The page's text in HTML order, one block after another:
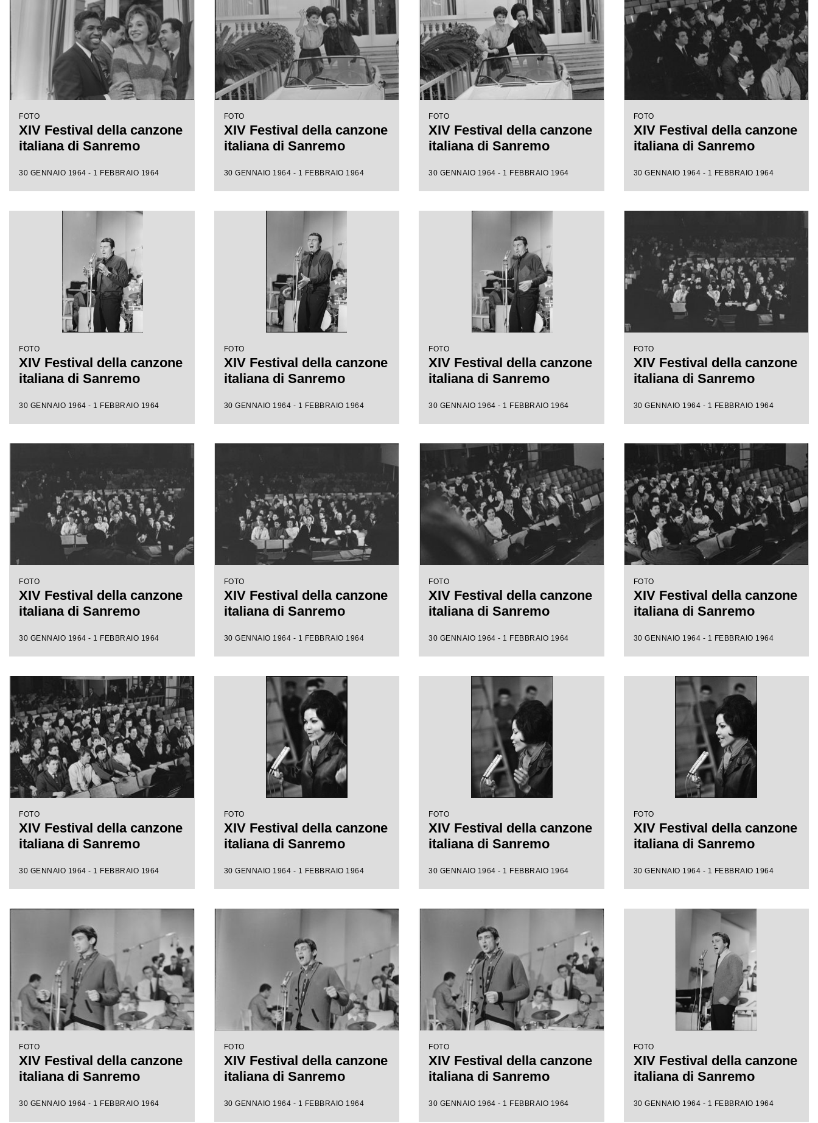
FOTO
XIV Festival della canzone
italiana di Sanremo
30 GENNAIO 1964 - 1 FEBBRAIO 1964
FOTO
XIV Festival della canzone
italiana di Sanremo
30 GENNAIO 1964 - 1 FEBBRAIO 1964
FOTO
XIV Festival della canzone
italiana di Sanremo
30 GENNAIO 1964 - 1 FEBBRAIO 1964
FOTO
XIV Festival della canzone
italiana di Sanremo
30 GENNAIO 1964 - 1 FEBBRAIO 1964
FOTO
XIV Festival della canzone
italiana di Sanremo
30 GENNAIO 1964 - 1 FEBBRAIO 1964
FOTO
XIV Festival della canzone
italiana di Sanremo
30 GENNAIO 1964 - 1 FEBBRAIO 1964
FOTO
XIV Festival della canzone
italiana di Sanremo
30 GENNAIO 1964 - 1 FEBBRAIO 1964
FOTO
XIV Festival della canzone
italiana di Sanremo
30 GENNAIO 1964 - 1 FEBBRAIO 1964
FOTO
XIV Festival della canzone
italiana di Sanremo
30 GENNAIO 1964 - 1 FEBBRAIO 1964
FOTO
XIV Festival della canzone
italiana di Sanremo
30 GENNAIO 1964 - 1 FEBBRAIO 1964
FOTO
XIV Festival della canzone
italiana di Sanremo
30 GENNAIO 1964 - 1 FEBBRAIO 1964
FOTO
XIV Festival della canzone
italiana di Sanremo
30 GENNAIO 1964 - 1 FEBBRAIO 1964
FOTO
XIV Festival della canzone
italiana di Sanremo
30 GENNAIO 1964 - 1 FEBBRAIO 1964
FOTO
XIV Festival della canzone
italiana di Sanremo
30 GENNAIO 1964 - 1 FEBBRAIO 1964
FOTO
XIV Festival della canzone
italiana di Sanremo
30 GENNAIO 1964 - 1 FEBBRAIO 1964
FOTO
XIV Festival della canzone
italiana di Sanremo
30 GENNAIO 1964 - 1 FEBBRAIO 1964
FOTO
XIV Festival della canzone
italiana di Sanremo
30 GENNAIO 1964 - 1 FEBBRAIO 1964
FOTO
XIV Festival della canzone
italiana di Sanremo
30 GENNAIO 1964 - 1 FEBBRAIO 1964
FOTO
XIV Festival della canzone
italiana di Sanremo
30 GENNAIO 1964 - 1 FEBBRAIO 1964
FOTO
XIV Festival della canzone
italiana di Sanremo
30 GENNAIO 1964 - 1 FEBBRAIO 1964